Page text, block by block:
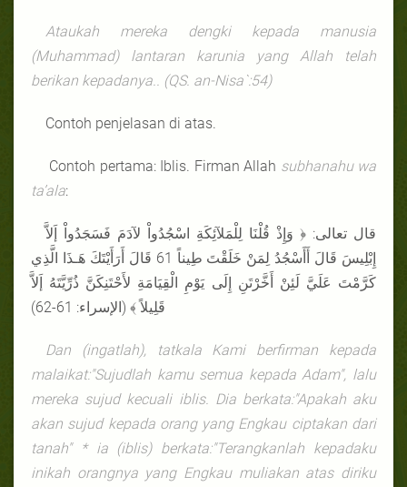
Ataukah mereka dengki kepada manusia
(Muhammad) lantaran karunia yang Allah telah
berikan kepadanya..
(QS. an-Nisa`:54)
Contoh penjelasan di atas.
Contoh pertama: Iblis. Firman Allah subhanahu wa
ta’ala:
قال تعالى: ﴿ وَإِذْ قُلْنَا لِلْمَلآئِكَةِ اسْجُدُواْ لآدَمَ فَسَجَدُواْ إَلاَّ
إِبْلِيسَ قَالَ أَأَسْجُدُ لِمَنْ خَلَقْتَ طِيناً 61 قَالَ أَرَأَيْتَكَ هَـذَا الَّذِي
كَرَّمْتَ عَلَيَّ لَئِنْ أَخَّرْتَنِ إِلَى يَوْمِ الْقِيَامَةِ لأَحْتَنِكَنَّ ذُرِّيَّتَهُ إَلاَّ
Dan (ingatlah), tatkala Kami berfirman kepada
malaikat:"Sujudlah kamu semua kepada Adam", lalu
mereka sujud kecuali iblis. Dia berkata:"Apakah aku
akan sujud kepada orang yang Engkau ciptakan dari
tanah" * ia (iblis) berkata:"Terangkanlah kepadaku
inikah orangnya yang Engkau muliakan atas diriku